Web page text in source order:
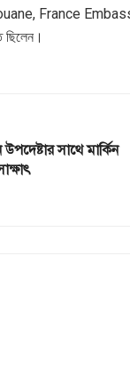
France
ছিলেন।
সাথে মার্কিন